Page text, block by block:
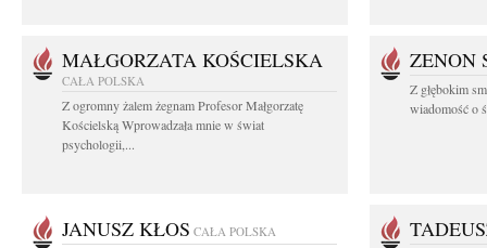
MAŁGORZATA KOŚCIELSKA
CAŁA POLSKA
Z ogromny żalem żegnam Profesor Małgorzatę
Kościelską Wprowadzała mnie w świat
psychologii,...
ZENON
Z głębokim
wiadomość o
JANUSZ KŁOS CAŁA POLSKA